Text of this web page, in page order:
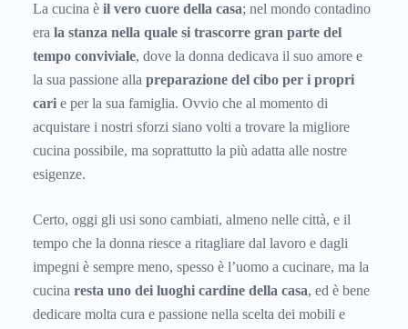
La cucina è il vero cuore della casa; nel mondo contadino
era la stanza nella quale si trascorre gran parte del
tempo conviviale, dove la donna dedicava il suo amore e
la sua passione alla preparazione del cibo per i propri
cari e per la sua famiglia. Ovvio che al momento di
acquistare i nostri sforzi siano volti a trovare la migliore
cucina possibile, ma soprattutto la più adatta alle nostre
esigenze.
Certo, oggi gli usi sono cambiati, almeno nelle città, e il
tempo che la donna riesce a ritagliare dal lavoro e dagli
impegni è sempre meno, spesso è l’uomo a cucinare, ma la
cucina resta uno dei luoghi cardine della casa, ed è bene
dedicare molta cura e passione nella scelta dei mobili e